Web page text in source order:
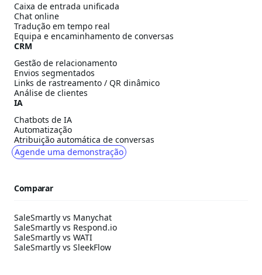
Caixa de entrada unificada
Chat online
Tradução em tempo real
Equipa e encaminhamento de conversas
CRM
Gestão de relacionamento
Envios segmentados
Links de rastreamento / QR dinâmico
Análise de clientes
IA
Chatbots de IA
Automatização
Atribuição automática de conversas
Agende uma demonstração
Comparar
SaleSmartly vs Manychat
SaleSmartly vs Respond.io
SaleSmartly vs WATI
SaleSmartly vs SleekFlow